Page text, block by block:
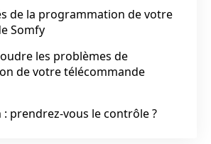
de la programmation de votre
Somfy
les problèmes de
de votre télécommande
: prendrez-vous le contrôle ?